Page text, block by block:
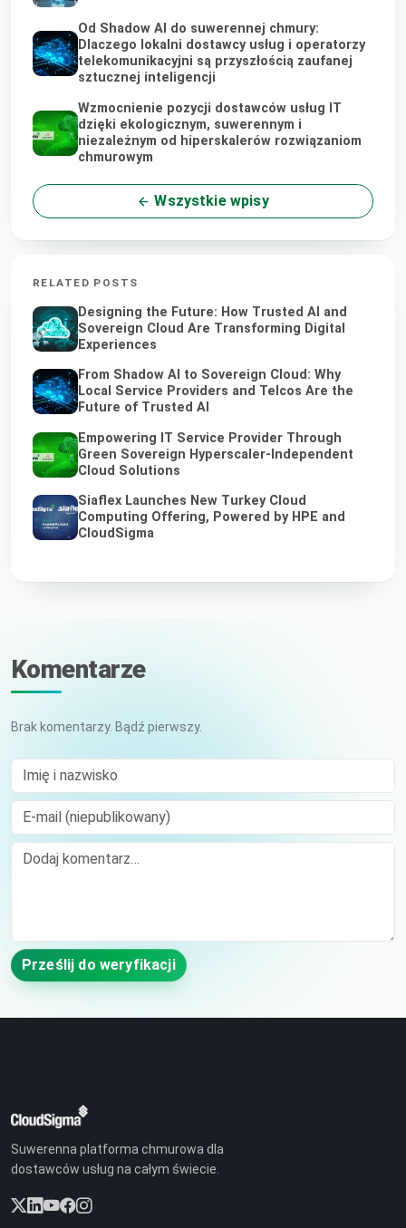
Od Shadow AI do suwerennej chmury:
Dlaczego lokalni dostawcy usług i operatorzy
telekomunikacyjni są przyszłością zaufanej
sztucznej inteligencji
Wzmocnienie pozycji dostawców usług IT
dzięki ekologicznym, suwerennym i
niezależnym od hiperskalerów rozwiązaniom
chmurowym
Wszystkie wpisy
RELATED POSTS
Designing the Future: How Trusted AI and
Sovereign Cloud Are Transforming Digital
Experiences
From Shadow AI to Sovereign Cloud: Why
Local Service Providers and Telcos Are the
Future of Trusted AI
Empowering IT Service Provider Through
Green Sovereign Hyperscaler-Independent
Cloud Solutions
Siaflex Launches New Turkey Cloud
Computing Offering, Powered by HPE and
CloudSigma
Komentarze
Brak komentarzy. Bądź pierwszy.
Imię i nazwisko
E-mail (niepublikowany)
Comment
Prześlij do weryfikacji
Suwerenna platforma chmurowa dla
dostawców usług na całym świecie.